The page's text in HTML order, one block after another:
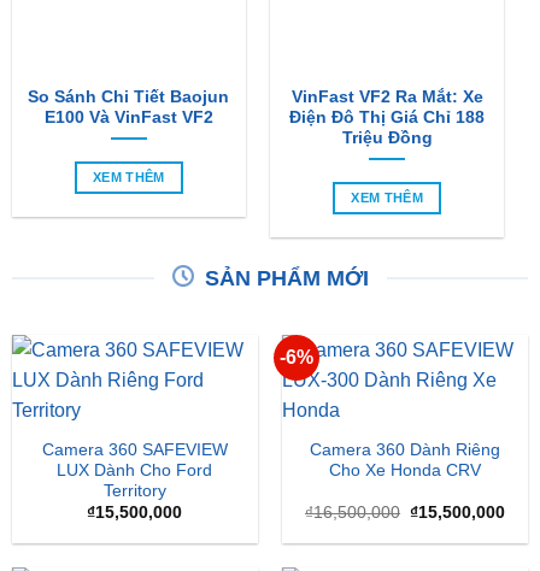
So Sánh Chi Tiết Baojun
E100 Và VinFast VF2
XEM THÊM
VinFast VF2 Ra Mắt: Xe
Điện Đô Thị Giá Chỉ 188
Triệu Đồng
XEM THÊM
SẢN PHẨM MỚI
Camera 360 SAFEVIEW
LUX Dành Cho Ford
Territory
₫15,500,000
-6%
Camera 360 Dành Riêng
Cho Xe Honda CRV
₫16,500,000 Giá
là:
₫15,500,000Giá
tại